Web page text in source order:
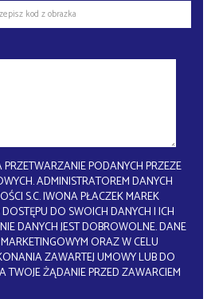
PODANYCH PRZEZE
ADMINISTRATOREM DANYCH
S.C. IWONA PŁACZEK MAREK
DO SWOICH DANYCH I ICH
DANYCH JEST DOBROWOLNE. DANE
ORAZ W CELU
ZAWARTEJ UMOWY LUB DO
TWOJE ŻĄDANIE PRZED ZAWARCIEM